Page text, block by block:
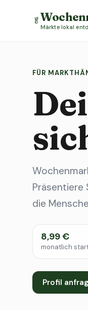
🥬
Märkte lokal
FÜR
die
8,99 €
monatlich
Profil